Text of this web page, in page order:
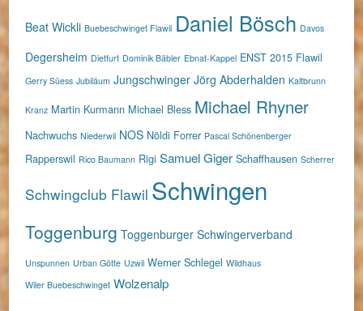
Beat Wickli Buebeschwinget Flawil Daniel Bösch Davos
Degersheim Dietfurt Dominik Bäbler Ebnat-Kappel ENST 2015 Flawil
Gerry Süess Jubiläum Jungschwinger Jörg Abderhalden Kaltbrunn
Kranz Martin Kurmann Michael Bless Michael Rhyner
Nachwuchs Niederwil NOS Nöldi Forrer Pascal Schönenberger
Rapperswil Rico Baumann Rigi Samuel Giger Schaffhausen Scherrer
Schwingclub Flawil Schwingen
Toggenburg Toggenburger Schwingerverband
Unspunnen Urban Götte Uzwil Werner Schlegel Wildhaus
Wiler Buebeschwinget Wolzenalp